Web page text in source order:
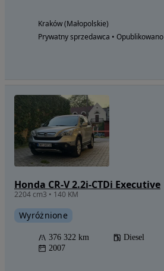
Kraków (Małopolskie)
Prywatny sprzedawca • Opublikowano
Honda CR-V 2.2i-CTDi Executive
2204 cm3 • 140 KM
Wyróżnione
376 322 km Diesel
2007